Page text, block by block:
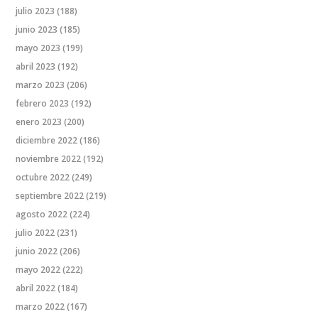
julio 2023 (188)
junio 2023 (185)
mayo 2023 (199)
abril 2023 (192)
marzo 2023 (206)
febrero 2023 (192)
enero 2023 (200)
diciembre 2022(186)
noviembre 2022(192)
octubre 2022(249)
septiembre 2022(219)
agosto 2022(224)
julio 2022(231)
junio 2022(206)
mayo 2022(222)
abril 2022(184)
marzo 2022(167)